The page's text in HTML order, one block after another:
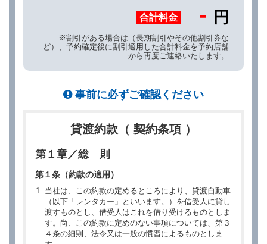
合計料金 - 円
※割引がある場合は（長期割引やその他割引券な
ど）、予約確定後に割引適用した合計料金を予約店舗
から再度ご連絡いたします。
事前に必ずご確認ください
貸渡約款（ 契約条項 ）
第１章／総 則
第１条（約款の適用）
当社は、この約款の定めるところにより、貸渡自動車
（以下「レンタカー」といいます。）を借受人に貸し
渡すものとし、借受人はこれを借り受けるものとしま
す。尚、この約款に定めのない事項については、第３
４条の細則、法令又は一般の慣習によるものとしま